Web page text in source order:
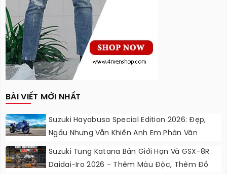
BÀI VIẾT MỚI NHẤT
Suzuki Hayabusa Special Edition 2026: Đẹp,
Ngầu Nhưng Vẫn Khiến Anh Em Phân Vân
Suzuki Tung Katana Bản Giới Hạn Và GSX-8R
Daidai-Iro 2026 - Thêm Màu Độc, Thêm Đồ